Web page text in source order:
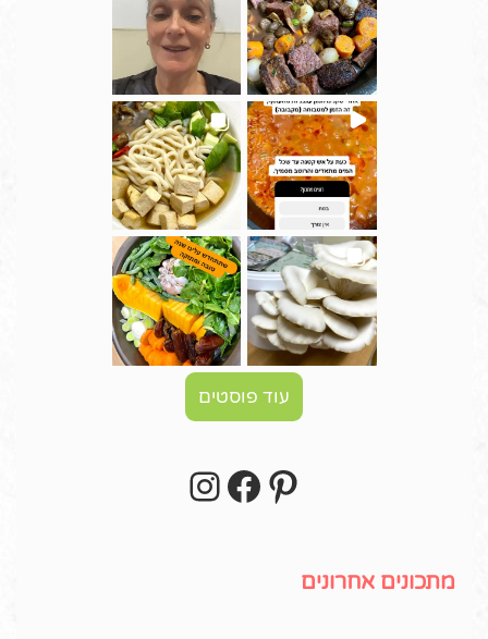
עוד פוסטים
Pinterest
Facebook
מתכונים אחרונים